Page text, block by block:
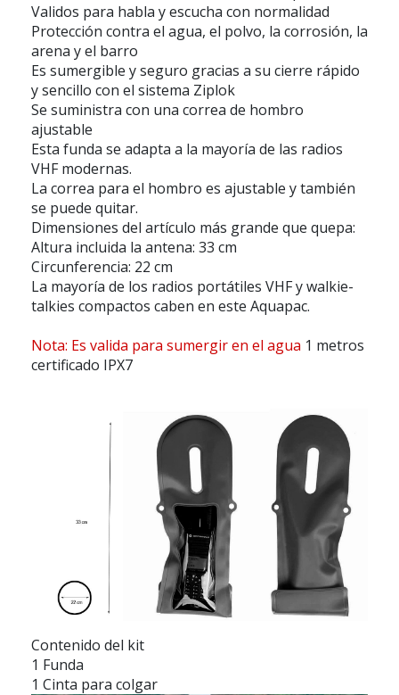
Validos para habla y escucha con normalidad
Protección contra el agua, el polvo, la corrosión, la
arena y el barro
Es sumergible y seguro gracias a su cierre rápido
y sencillo con el sistema Ziplok
Se suministra con una correa de hombro
ajustable
Esta funda se adapta a la mayoría de las radios
VHF modernas.
La correa para el hombro es ajustable y también
se puede quitar.
Dimensiones del artículo más grande que quepa:
Altura incluida la antena: 33 cm
Circunferencia: 22 cm
La mayoría de los radios portátiles VHF y walkie-
talkies compactos caben en este Aquapac.
Nota: Es valida para sumergir en el agua 1 metros
certificado IPX7
Contenido del kit
1 Funda
1 Cinta para colgar